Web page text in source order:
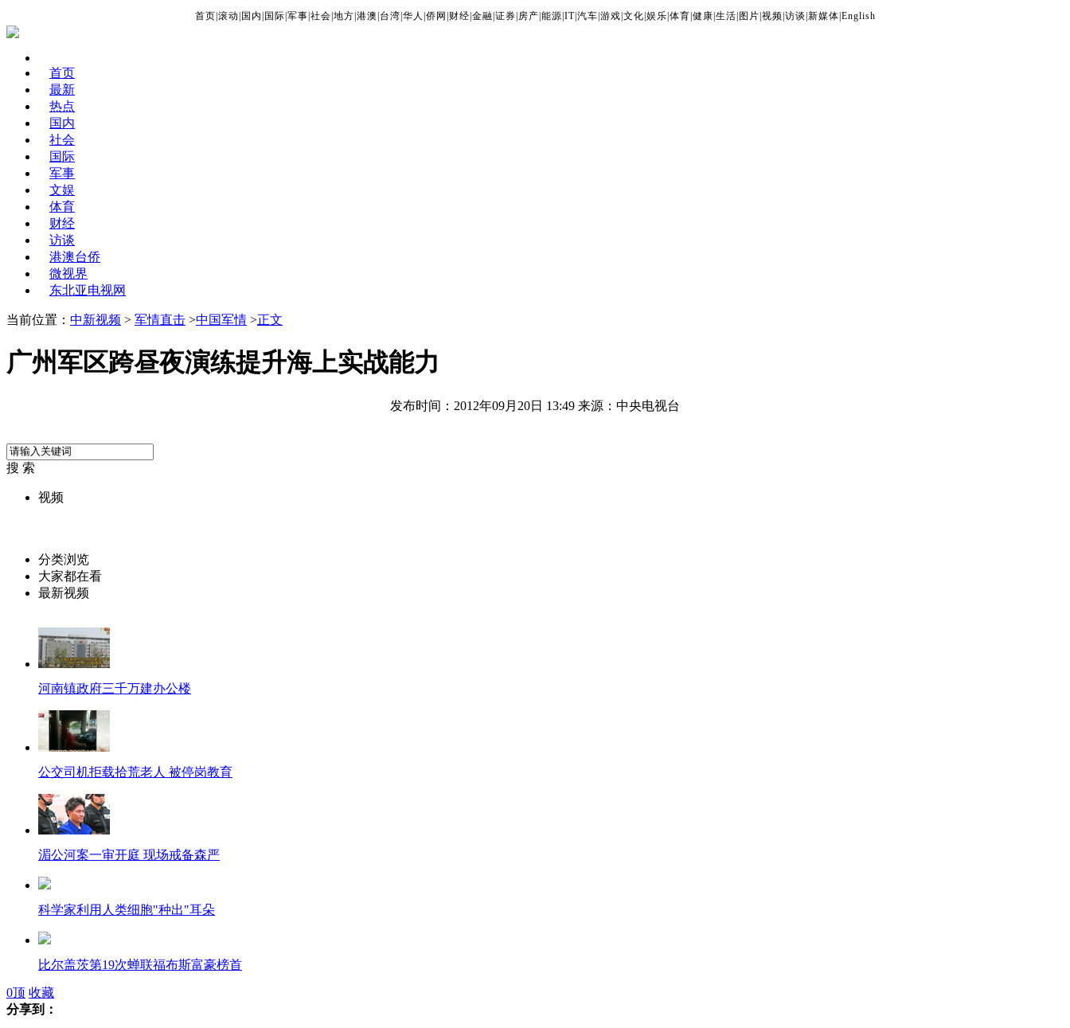
首页 滚动 国内 国际 军事 社会 地方 港澳 台湾 华人 侨网 财经 金融 证券 房产 能源 IT| 汽车 游戏 文化 娱乐 体育 健康 生活 图片 视频 访谈 新媒体 English
首页
最新
热点
国内
社会
国际
军事
文娱
体育
财经
访谈
港澳台侨
微视界
东北亚电视网
当前位置： 中新视频 > 军情直击 >中国军情 >正文
广州军区跨昼夜演练提升海上实战能力
发布时间：2012年09月20日 13:49 来源：中央电视台
搜 索
视频
分类浏览
大家都在看
最新视频
河南镇政府三千万建办公楼
公交司机拒载拾荒老人 被停岗教育
湄公河案一审开庭 现场戒备森严
科学家利用人类细胞"种出"耳朵
比尔盖茨第19次蝉联福布斯富豪榜首
巨型肥皂泡装下181人破纪录
0顶 收藏
分享到：